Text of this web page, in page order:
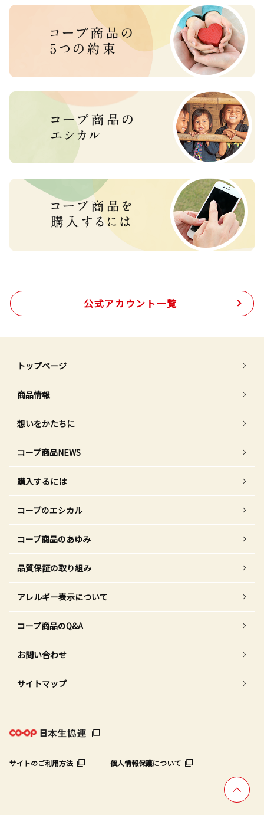
公式アカウント一覧
トップページ
商品情報
想いをかたちに
コープ商品NEWS
購入するには
コープのエシカル
コープ商品のあゆみ
品質保証の取り組み
アレルギー表示について
コープ商品のQ&A
お問い合わせ
サイトマップ
サイトのご利用方法 個人情報保護について